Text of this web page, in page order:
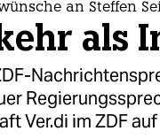
an Steffen
als
Ver.di im ZDF